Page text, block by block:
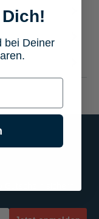
bei Deiner